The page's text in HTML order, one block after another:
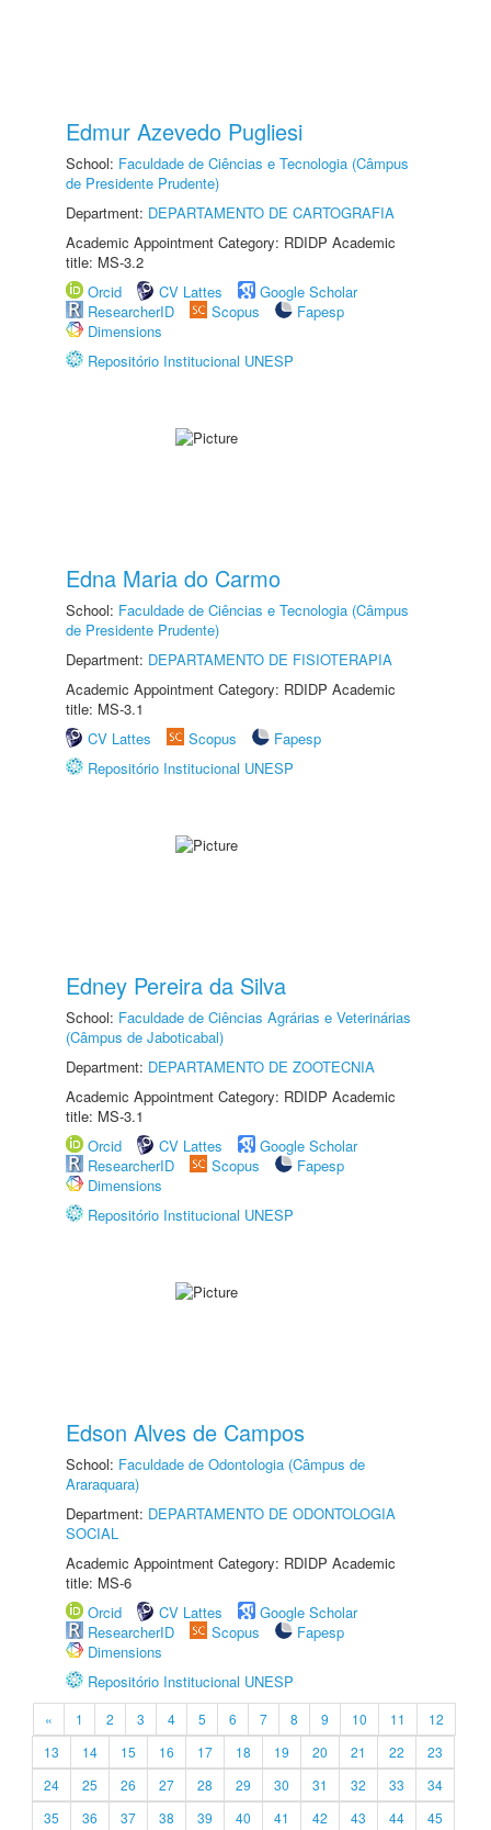
Edmur Azevedo Pugliesi
School: Faculdade de Ciências e Tecnologia (Câmpus
de Presidente Prudente)
Department: DEPARTAMENTO DE CARTOGRAFIA
Academic Appointment Category: RDIDP Academic
title: MS-3.2
Orcid
CV Lattes
Google Scholar
ResearcherID
Scopus
Fapesp
Dimensions
Repositório Institucional UNESP
Edna Maria do Carmo
School: Faculdade de Ciências e Tecnologia (Câmpus
de Presidente Prudente)
Department: DEPARTAMENTO DE FISIOTERAPIA
Academic Appointment Category: RDIDP Academic
title: MS-3.1
CV Lattes
Scopus
Fapesp
Repositório Institucional UNESP
Edney Pereira da Silva
School: Faculdade de Ciências Agrárias e Veterinárias
(Câmpus de Jaboticabal)
Department: DEPARTAMENTO DE ZOOTECNIA
Academic Appointment Category: RDIDP Academic
title: MS-3.1
Orcid
CV Lattes
Google Scholar
ResearcherID
Scopus
Fapesp
Dimensions
Repositório Institucional UNESP
Edson Alves de Campos
School: Faculdade de Odontologia (Câmpus de
Araraquara)
Department: DEPARTAMENTO DE ODONTOLOGIA
SOCIAL
Academic Appointment Category: RDIDP Academic
title: MS-6
Orcid
CV Lattes
Google Scholar
ResearcherID
Scopus
Fapesp
Dimensions
Repositório Institucional UNESP
« 1 2 3 4 5 6 7 8 9 10 11
12
13
14 15 16 17 18 19 20 21 22
23
24
25 26 27 28 29 30 31 32 33
34
35
36 37 38 39 40 41 42 43 44
45